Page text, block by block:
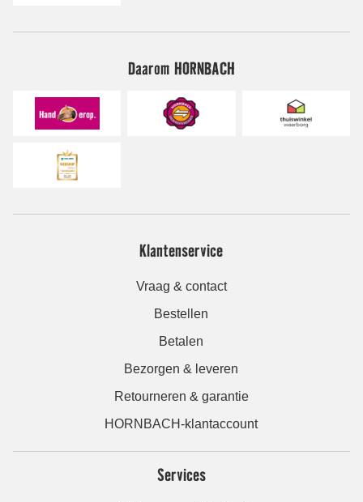
Daarom HORNBACH
Klantenservice
Vraag & contact
Bestellen
Betalen
Bezorgen & leveren
Retourneren & garantie
HORNBACH-klantaccount
Services